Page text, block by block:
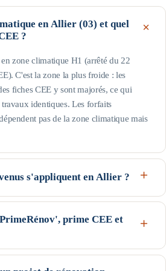
en Allier (03) et quel
?
zone climatique H1 (arrêté du 22
C'est la zone la plus froide : les
fiches CEE y sont majorés, ce qui
identiques. Les forfaits
pas de la zone climatique mais
s'appliquent en Allier ?
de-France : pour une personne seule, le
va jusqu'à 17 363 € de revenu fiscal de
22 259 € et le Violet jusqu'à 31 185 € ;
augmentent avec la taille du foyer
prime CEE et
sont cumulables sur un même